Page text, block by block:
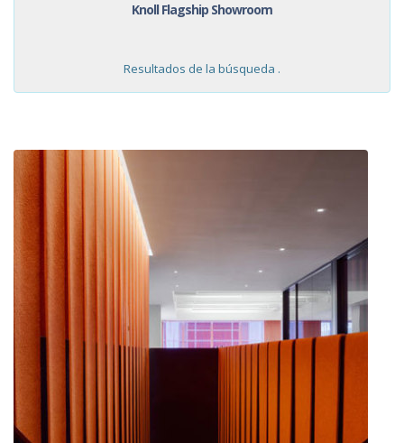
Knoll Flagship Showroom
Resultados de la búsqueda .